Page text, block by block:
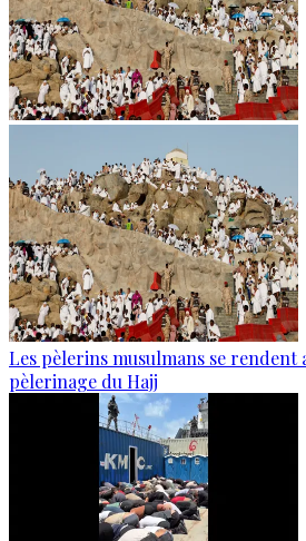
Les pèlerins musulmans se
pèlerinage du Hajj